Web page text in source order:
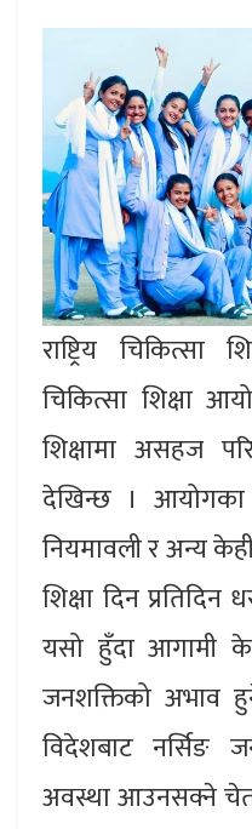
राष्ट्रिय
चिकित्सा शिक्षा
शिक्षामा असहज
देखिन्छ । आयोगका
नियमावली र अन्य
शिक्षा दिन
यसो हुँदा आगामी
जनशक्तिको अभाव
विदेशबाट नर्सिङ
अवस्था आउनसक्ने